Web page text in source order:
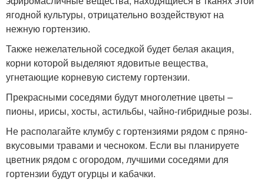
ягодной культуры, отрицательно воздействуют на
нежную гортензию.
Также нежелательной соседкой будет белая акация,
корни которой выделяют ядовитые вещества,
угнетающие корневую систему гортензии.
Прекрасными соседями будут многолетние цветы –
пионы, ирисы, хосты, астильбы, чайно-гибридные розы.
Не располагайте клумбу с гортензиями рядом с пряно-
вкусовыми травами и чесноком. Если вы планируете
цветник рядом с огородом, лучшими соседями для
гортензии будут огурцы и кабачки.